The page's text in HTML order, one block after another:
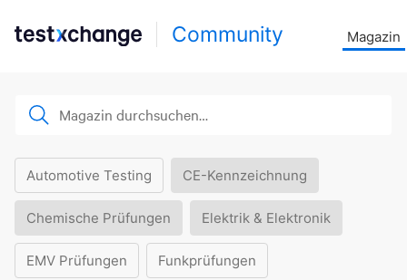
Community Magazin
Automotive Testing CE-Kennzeichnung
Chemische Prüfungen Elektrik & Elektronik
EMV Prüfungen Funkprüfungen